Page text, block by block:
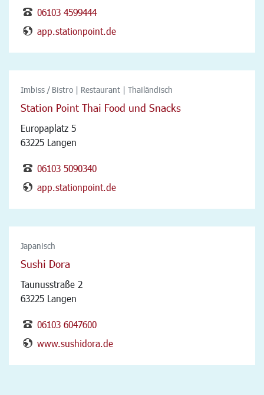
06103 4599444
app.stationpoint.de
Imbiss / Bistro | Restaurant | Thailändisch
Station Point Thai Food und Snacks
Europaplatz 5
63225 Langen
06103 5090340
app.stationpoint.de
Japanisch
Sushi Dora
Taunusstraße 2
63225 Langen
06103 6047600
www.sushidora.de